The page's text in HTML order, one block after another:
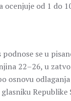
ocenjuje od 1 do
podnose se u
22–26, u
osnovu
Republike